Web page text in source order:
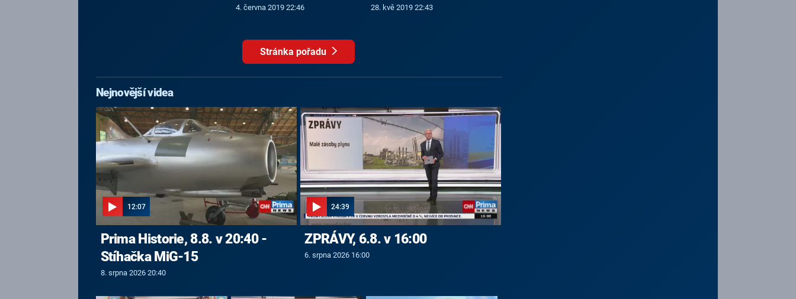
4. června 2019 22:46 28. kvě 2019 22:43
Stránka pořadu
Nejnovější videa
12:07
Prima Historie, 8.8. v 20:40 -
Stíhačka MiG-15
8. srpna 2026 20:40
24:39
ZPRÁVY, 6.8. v 16:00
6. srpna 2026 16:00